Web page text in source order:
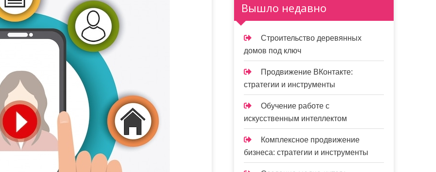
Вышло недавно
Строительство деревянных
домов под ключ
Продвижение ВКонтакте:
стратегии и инструменты
Обучение работе с
искусственным интеллектом
Комплексное продвижение
бизнеса: стратегии и инструменты